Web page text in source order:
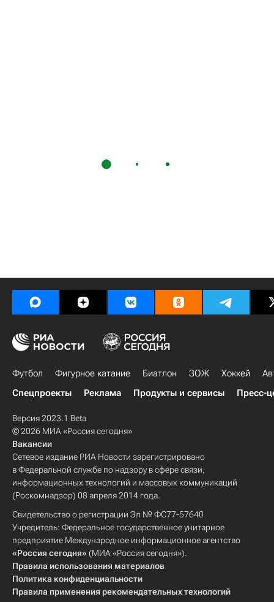
Футбол Фигурное катание Биатлон ЗОЖ Хоккей
Спецпроекты
Реклама Продукты и сервисы Пресс-
Версия 2023.1 Beta
© 2026 МИА «Россия сегодня»
Вакансии
Сетевое издание РИА Новости зарегистрировано
в Федеральной службе по надзору в сфере связи,
информационных технологий и массовых коммуникаций
(Роскомнадзор) 08 апреля 2014 года.
Свидетельство о регистрации Эл № ФС77-57640
Учредитель: Федеральное государственное унитарное
предприятие Международное информационное агентство
«Россия сегодня» (МИА «Россия сегодня»).
Правила использования материалов
Политика конфиденциальности
Правила применения рекомендательных технологий